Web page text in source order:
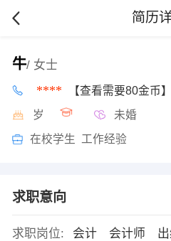
简历
牛/ 女士
**** 【查看需要80金币】
岁 未婚
在校学生 工作经验
求职意向
求职岗位:
会计 会计师 出